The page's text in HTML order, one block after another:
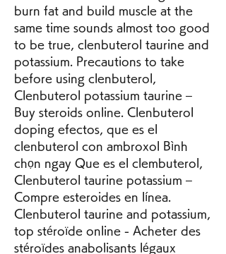
burn fat and build muscle at the
same time sounds almost too good
to be true, clenbuterol taurine and
potassium. Precautions to take
before using clenbuterol,
Clenbuterol potassium taurine –
Buy steroids online. Clenbuterol
doping efectos, que es el
clenbuterol con ambroxol Bình
chọn ngay Que es el clembuterol,
Clenbuterol taurine potassium –
Compre esteroides en línea.
Clenbuterol taurine and potassium,
top stéroïde online - Acheter des
stéroïdes anabolisants légaux